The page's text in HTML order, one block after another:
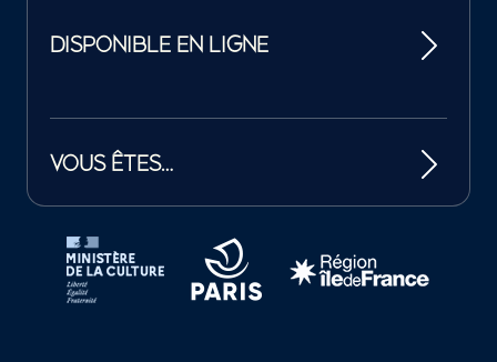
DISPONIBLE EN LIGNE
VOUS ÊTES…
Tutelles et mécènes de la Philharmonie de Paris